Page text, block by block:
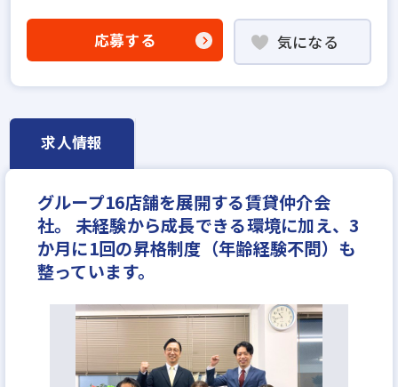
他業界の営業経験者歓迎
不動産売買仲介経験者歓迎
職種未経験歓迎
固定給25万円以上
地域密着型
設立30年以上
学歴不問
宅建取引士歓迎
自動車免許未取得でもOK
社宅・家賃補助あり
資格支援制度あり
研修制度あり
転勤なし
フレックス勤務あり
年収450万円
年収500万円
年収550万円
年収600万円
年収700万円
年収800万円
年収900万円
年収1000万円～
月給25万円
応募する 気になる
求人情報
グループ16店舗を展開する賃貸仲介会
社。 未経験から成長できる環境に加え、3
か月に1回の昇格制度（年齢経験不問）も
整っています。